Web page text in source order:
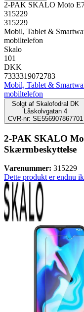
2-PAK SKALO Moto
315229
315229
Mobil, Tablet &
mobiltelefon
Skalo
101
DKK
7333319072783
Mobil, Tablet &
mobiltelefon
Solgt af Skalofodral DK
Låskolvgatan 4
CVR-nr: SE556907867701
2-PAK SKALO
Skærmbeskyttelse
Varenummer: 315229
Dette produkt er endnu